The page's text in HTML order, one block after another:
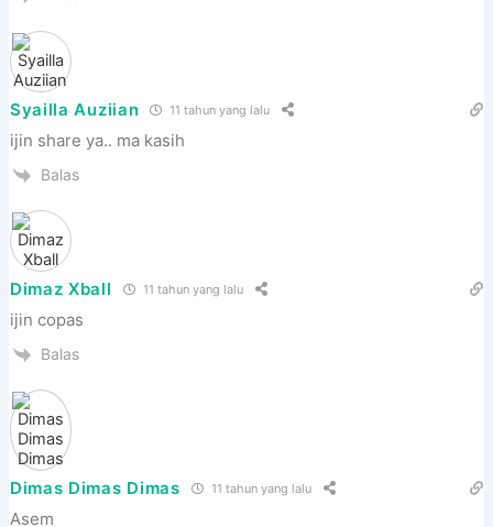
Syailla Auziian 11 tahun yang lalu
ijin share ya.. ma kasih
Balas
Dimaz Xball 11 tahun yang lalu
ijin copas
Balas
Dimas Dimas Dimas 11 tahun yang lalu
Asem